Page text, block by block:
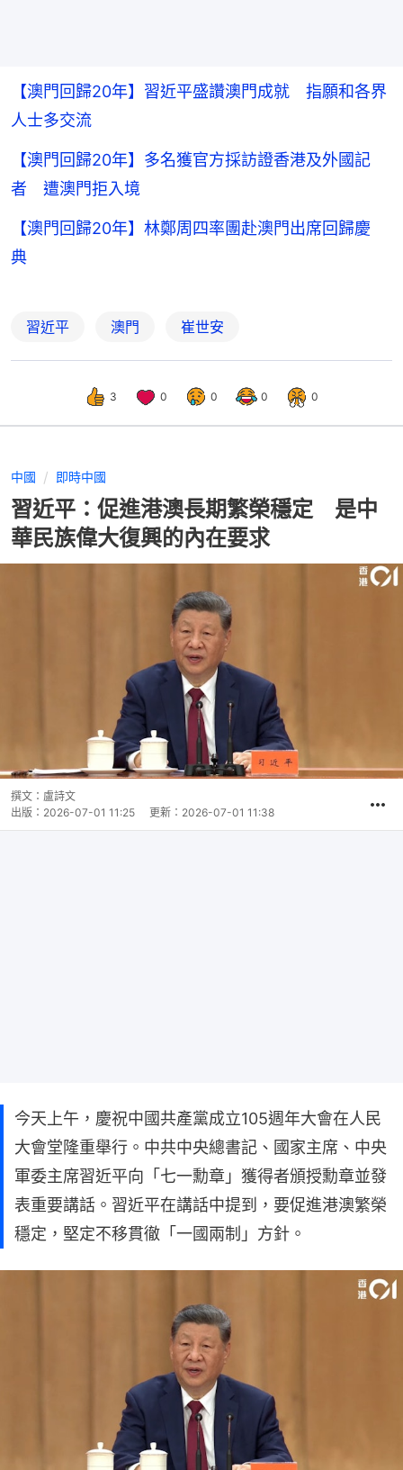
【澳門回歸20年】習近平盛讚澳門成就 指願和各界
人士多交流
【澳門回歸20年】多名獲官方採訪證香港及外國記
者 遭澳門拒入境
【澳門回歸20年】林鄭周四率團赴澳門出席回歸慶
典
習近平 澳門 崔世安
3 0 0 0 0
中國 即時中國
習近平：促進港澳長期繁榮穩定 是中
華民族偉大復興的內在要求
撰文： 盧詩文
出版： 2026-07-01 11:25 更新： 2026-07-01 11:38
今天上午，慶祝中國共產黨成立105週年大會在人民
大會堂隆重舉行。中共中央總書記、國家主席、中央
軍委主席習近平向「七一勳章」獲得者頒授勳章並發
表重要講話。習近平在講話中提到，要促進港澳繁榮
穩定，堅定不移貫徹「一國兩制」方針。